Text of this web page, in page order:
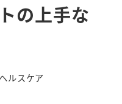
の上手な
リー
ヘルスケア